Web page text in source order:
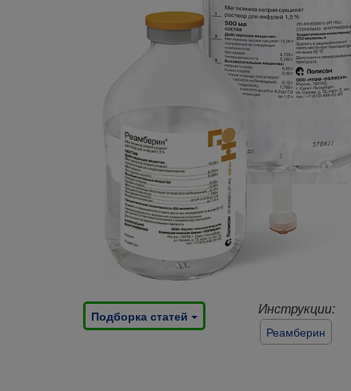
Подборка статей Инструкции:
Реамберин